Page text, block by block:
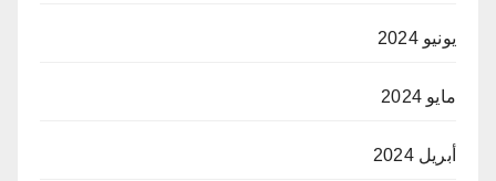
يونيو 2024
مايو 2024
أبريل 2024